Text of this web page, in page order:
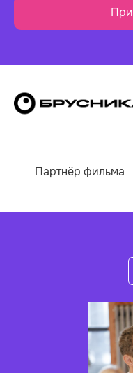
Партнёр фильма
мотивации,
команды»
Сегодня рынок
только сильной
длиннее, спрос
больше и это
девелоперов
закономерность:
на
состояния команды.
руководителя
На своем
практических
как быстро
понять, где